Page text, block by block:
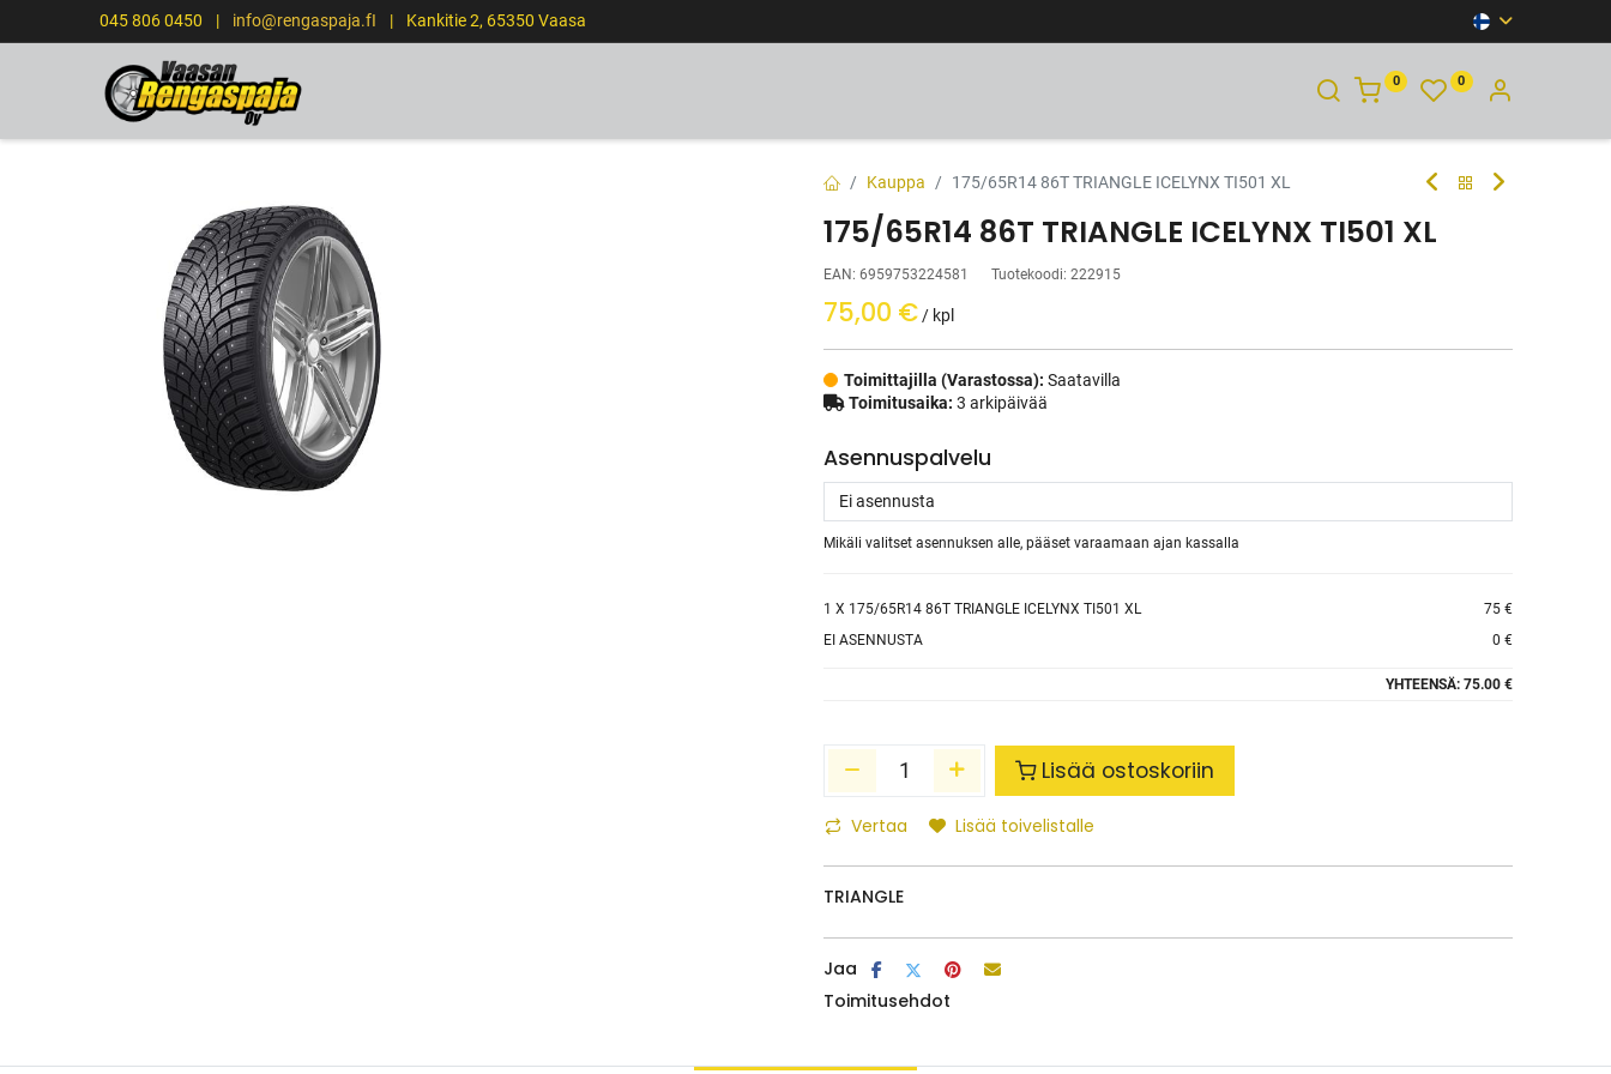
045 806 0450 | info@rengaspaja.fI | Kankitie 2, 65350 Vaasa
0 0
Kauppa 175/65R14 86T TRIANGLE ICELYNX TI501 XL
175/65R14 86T TRIANGLE ICELYNX TI501 XL
EAN: 6959753224581 Tuotekoodi: 222915
75,00 € / kpl
Toimittajilla (Varastossa): Saatavilla
Toimitusaika: 3 arkipäivää
Asennuspalvelu
Mikäli valitset asennuksen alle, pääset varaamaan ajan kassalla
1 X 175/65R14 86T TRIANGLE ICELYNX TI501 XL
75 €
EI ASENNUSTA
0 €
YHTEENSÄ: 75.00 €
Lisää ostoskoriin
Vertaa Lisää toivelistalle
TRIANGLE
Jaa
Toimitusehdot